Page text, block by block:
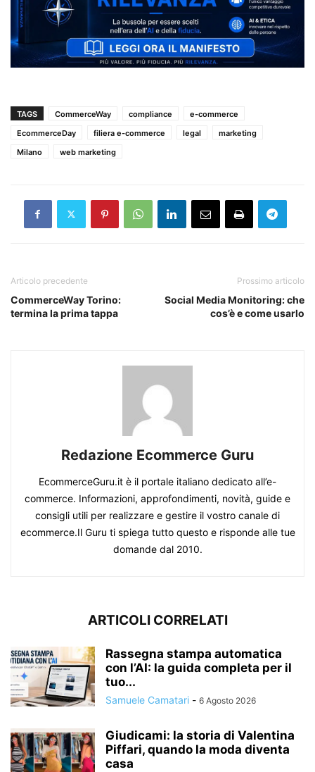
TAGS CommerceWay compliance
e-commerce
EcommerceDay
filiera e-commerce legal
marketing
Milano
web marketing
Articolo precedente
CommerceWay Torino:
termina la prima tappa
Prossimo articolo
Social Media Monitoring: che
cos’è e come usarlo
Redazione Ecommerce Guru
EcommerceGuru.it è il portale italiano dedicato all’e-
commerce. Informazioni, approfondimenti, novità, guide e
consigli utili per realizzare e gestire il vostro canale di
ecommerce.Il Guru ti spiega tutto questo e risponde alle tue
domande dal 2010.
ARTICOLI CORRELATI
Rassegna stampa automatica
con l’AI: la guida completa per il
tuo...
Samuele Camatari - 6 Agosto 2026
Giudicami: la storia di Valentina
Piffari, quando la moda diventa
casa